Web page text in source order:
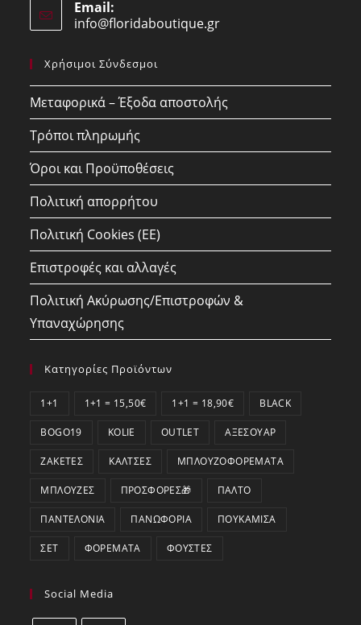
application
in
your
Email:
info@floridaboutique.grOpens
Χρήσιμοι Σύνδεσμοι
Μεταφορικά – Έξοδα αποστολής
Τρόποι πληρωμής
Όροι και Προϋποθέσεις
Πολιτική απορρήτου
Πολιτική Cookies (ΕΕ)
Επιστροφές και αλλαγές
Πολιτική Ακύρωσης/Επιστροφών &
Υπαναχώρησης
Κατηγορίες Προϊόντων
1+1 1+1 = 15,50€ 1+1 = 18,90€ BLACK
BOGO19 KOLIE OUTLET ΑΞΕΣΟΥΆΡ
ΖΑΚΈΤΕΣ ΚΆΛΤΣΕΣ ΜΠΛΟΥΖΟΦΟΡΈΜΑΤΑ
ΜΠΛΟΎΖΕΣ ΠΡΟΣΦΟΡΕΣ🎁 ΠΑΛΤΌ
ΠΑΝΤΕΛΌΝΙΑ ΠΑΝΩΦΌΡΙΑ ΠΟΥΚΆΜΙΣΑ
ΣΕΤ ΦΟΡΈΜΑΤΑ ΦΟΎΣΤΕΣ
Social Media